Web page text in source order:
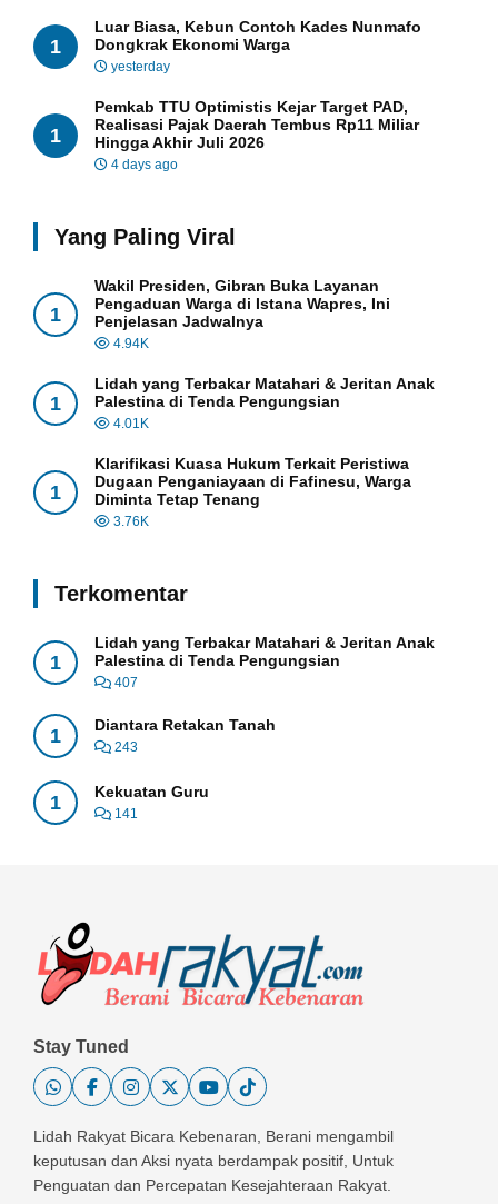
1
Luar Biasa, Kebun Contoh Kades Nunmafo
Dongkrak Ekonomi Warga
yesterday
1
Pemkab TTU Optimistis Kejar Target PAD,
Realisasi Pajak Daerah Tembus Rp11 Miliar
Hingga Akhir Juli 2026
4 days ago
Yang Paling Viral
1
Wakil Presiden, Gibran Buka Layanan
Pengaduan Warga di Istana Wapres, Ini
Penjelasan Jadwalnya
4.94K
1
Lidah yang Terbakar Matahari & Jeritan Anak
Palestina di Tenda Pengungsian
4.01K
1
Klarifikasi Kuasa Hukum Terkait Peristiwa
Dugaan Penganiayaan di Fafinesu, Warga
Diminta Tetap Tenang
3.76K
Terkomentar
1
Lidah yang Terbakar Matahari & Jeritan Anak
Palestina di Tenda Pengungsian
407
1 Diantara Retakan Tanah
243
1 Kekuatan Guru
141
Stay Tuned
Lidah Rakyat Bicara Kebenaran, Berani mengambil
keputusan dan Aksi nyata berdampak positif, Untuk
Penguatan dan Percepatan Kesejahteraan Rakyat.